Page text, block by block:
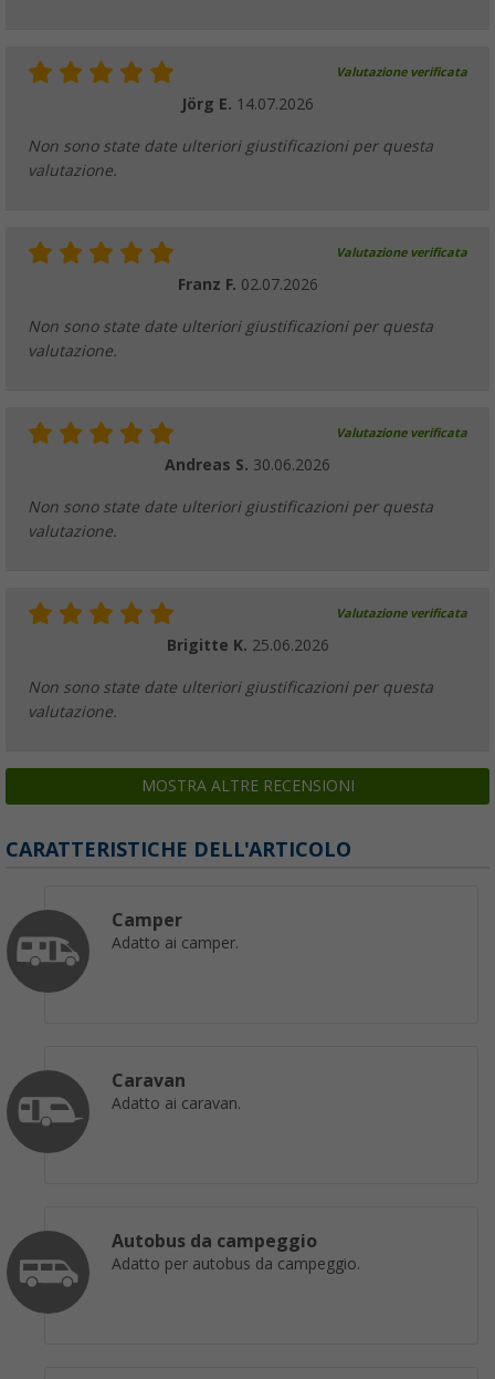
Valutazione verificata
Jörg E. 14.07.2026
Non sono state date ulteriori giustificazioni per questa
valutazione.
Valutazione verificata
Franz F. 02.07.2026
Non sono state date ulteriori giustificazioni per questa
valutazione.
Valutazione verificata
Andreas S. 30.06.2026
Non sono state date ulteriori giustificazioni per questa
valutazione.
Valutazione verificata
Brigitte K. 25.06.2026
Non sono state date ulteriori giustificazioni per questa
valutazione.
MOSTRA ALTRE RECENSIONI
CARATTERISTICHE DELL'ARTICOLO
Camper
Adatto ai camper.
Caravan
Adatto ai caravan.
Autobus da campeggio
Adatto per autobus da campeggio.